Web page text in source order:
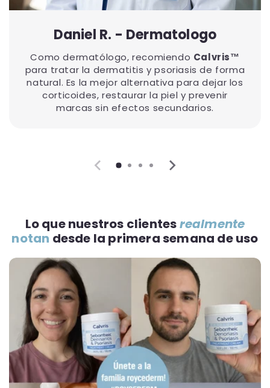
Daniel R. - Dermatologo
Como dermatólogo, recomiendo Calvris™
para tratar la dermatitis y psoriasis de forma
natural. Es la mejor alternativa para dejar los
corticoides, restaurar la piel y prevenir
marcas sin efectos secundarios.
Lo que nuestros clientesrealmente
notan desde la primera semana de uso